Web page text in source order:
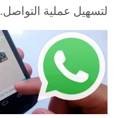
لتسهيل عملية التواصل.